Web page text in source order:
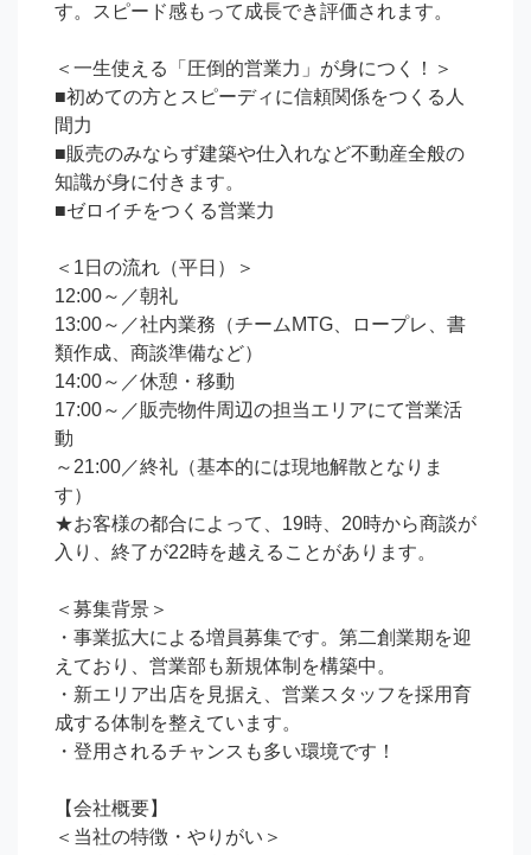
す。スピード感もって成長でき評価されます。
＜一生使える「圧倒的営業力」が身につく！＞
■初めての方とスピーディに信頼関係をつくる人
間力
■販売のみならず建築や仕入れなど不動産全般の
知識が身に付きます。
■ゼロイチをつくる営業力
＜1日の流れ（平日）＞
12:00～／朝礼
13:00～／社内業務（チームMTG、ロープレ、書
類作成、商談準備など）
14:00～／休憩・移動
17:00～／販売物件周辺の担当エリアにて営業活
動
～21:00／終礼（基本的には現地解散となりま
す）
★お客様の都合によって、19時、20時から商談が
入り、終了が22時を越えることがあります。
＜募集背景＞
・事業拡大による増員募集です。第二創業期を迎
えており、営業部も新規体制を構築中。
・新エリア出店を見据え、営業スタッフを採用育
成する体制を整えています。
・登用されるチャンスも多い環境です！
【会社概要】
＜当社の特徴・やりがい＞